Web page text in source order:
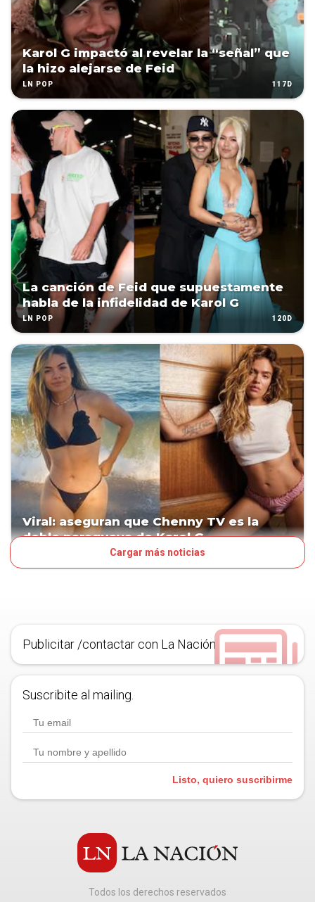
Karol G impactó al revelar la “señal” que
la hizo alejarse de Feid
LN POP 117D
La canción de Feid que supuestamente
habla de la infidelidad de Karol G
LN POP 120D
Viral: aseguran que Chenny TV es la
doble paraguaya de Karol G
Cargar más noticias
Publicitar /contactar con La Nación
Suscribite al mailing.
Listo, quiero suscribirme
Todos los derechos reservados